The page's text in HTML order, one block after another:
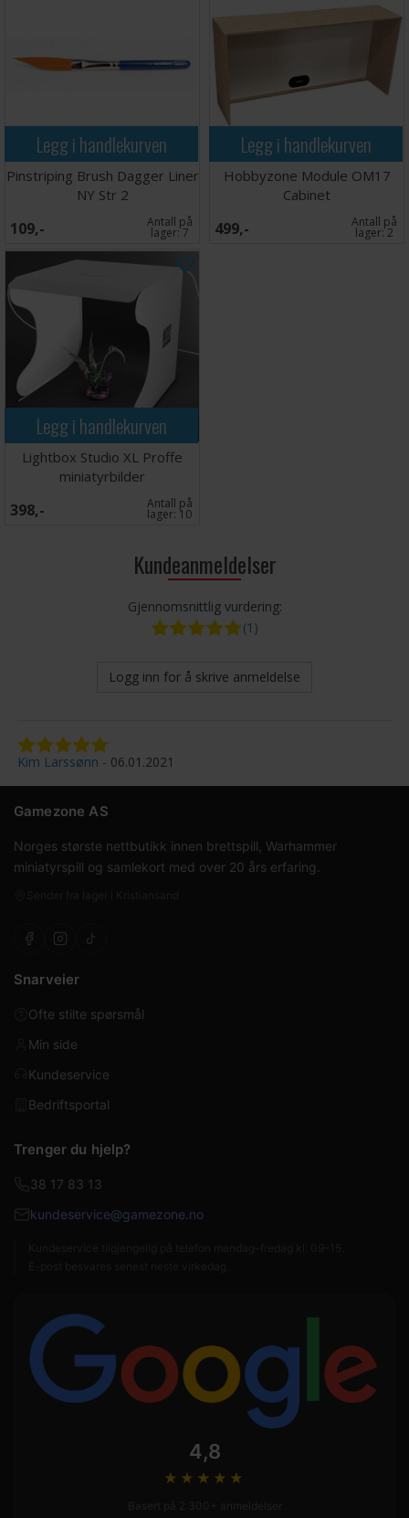
Legg i handlekurven
Pinstriping Brush Dagger Liner
NY Str 2
109,- Antall på
lager:7
Legg i handlekurven
Hobbyzone Module OM17
Cabinet
499,- Antall på
lager:2
Legg i handlekurven
Lightbox Studio XL Proffe
miniatyrbilder
398,- Antall på
lager: 10
Kundeanmeldelser
Gjennomsnittlig vurdering:
(1)
Logg inn for å skrive anmeldelse
Kim Larssønn 06.01.2021
Gamezone AS
Norges største nettbutikk innen brettspill, Warhammer
miniatyrspill og samlekort med over 20 års erfaring.
Snarveier
Ofte stilte spørsmål
Min side
Kundeservice
Bedriftsportal
Trenger du hjelp?
38 17 83 13
kundeservice@gamezone.no
4,8
★★★★ ★